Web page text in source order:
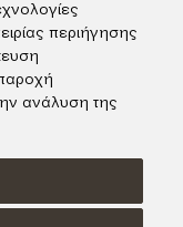
περιήγησης
ανάλυση της
κεραμική